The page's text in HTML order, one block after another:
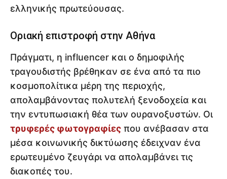
ελληνικής πρωτεύουσας.
Οριακή επιστροφή στην Αθήνα
Πράγματι, η influencer και ο δημοφιλής
τραγουδιστής βρέθηκαν σε ένα από τα πιο
κοσμοπολίτικα μέρη της περιοχής,
απολαμβάνοντας πολυτελή ξενοδοχεία και
την εντυπωσιακή θέα των ουρανοξυστών. Οι
τρυφερές φωτογραφίες που ανέβασαν στα
μέσα κοινωνικής δικτύωσης έδειχναν ένα
ερωτευμένο ζευγάρι να απολαμβάνει τις
διακοπές του.